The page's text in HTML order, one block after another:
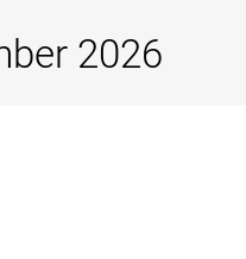
2026